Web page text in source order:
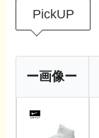
PickUP
ー画像ー